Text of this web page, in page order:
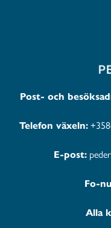
Post- och
Telefon växeln:
E-post:
Fo-
Alla